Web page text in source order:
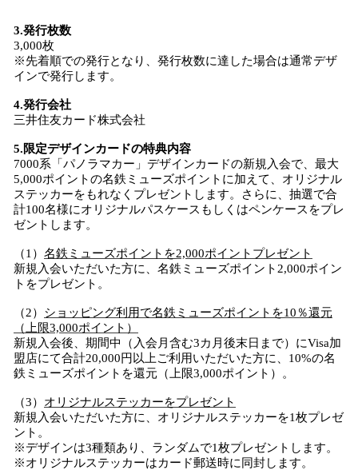
3.発行枚数
3,000枚
※先着順での発行となり、発行枚数に達した場合は通常デザ
インで発行します。
4.発行会社
三井住友カード株式会社
5.限定デザインカードの特典内容
7000系「パノラマカー」デザインカードの新規入会で、最大
5,000ポイントの名鉄ミューズポイントに加えて、オリジナル
ステッカーをもれなくプレゼントします。さらに、抽選で合
計100名様にオリジナルパスケースもしくはペンケースをプレ
ゼントします。
（1） 名鉄ミューズポイントを2,000ポイントプレゼント
新規入会いただいた方に、名鉄ミューズポイント2,000ポイン
トをプレゼント。
（2） ショッピング利用で名鉄ミューズポイントを10％還元
（上限3,000ポイント）
新規入会後、期間中（入会月含む3カ月後末日まで）にVisa加
盟店にて合計20,000円以上ご利用いただいた方に、10%の名
鉄ミューズポイントを還元（上限3,000ポイント）。
（3） オリジナルステッカーをプレゼント
新規入会いただいた方に、オリジナルステッカーを1枚プレゼ
ント。
※デザインは3種類あり、ランダムで1枚プレゼントします。
※オリジナルステッカーはカード郵送時に同封します。